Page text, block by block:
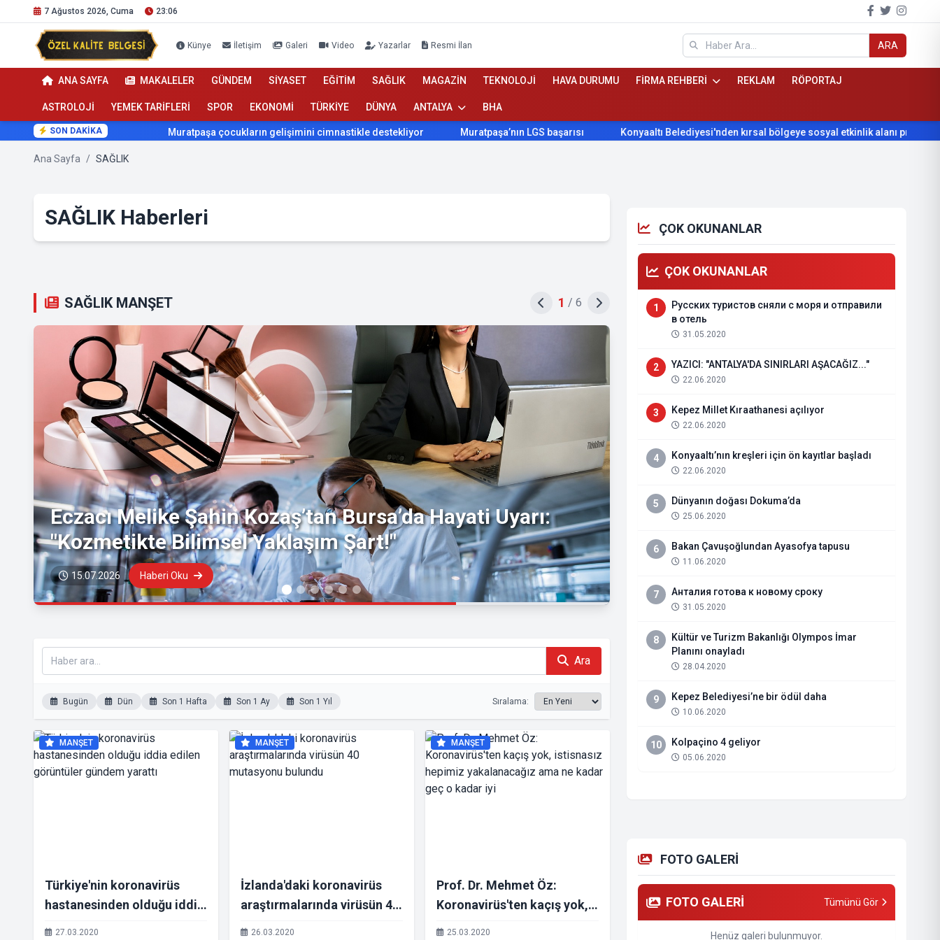
7 Ağustos 2026, Cuma 23:06
Künye İletişim Galeri Video Yazarlar Resmi İlan ARA
ANA SAYFA MAKALELER GÜNDEM SİYASET EĞİTİM SAĞLIK MAGAZİN TEKNOLOJİ HAVA DURUMU FİRMA REHBERİ REKLAM RÖPORTAJ
ASTROLOJİ YEMEK TARİFLERİ SPOR EKONOMİ TÜRKİYE DÜNYA ANTALYA BHA
SON DAKİKA Muratpaşa çocukların gelişimini cimnastikle destekliyor Muratpaşa’nın LGS başarısı Konyaaltı Belediyesi'nden kırsal bölgeye sosyal etkinlik alanı projesi
Ana Sayfa / SAĞLIK
SAĞLIK Haberleri
SAĞLIK MANŞET 1 / 6
Eczacı Melike Şahin Kozaş’tan Bursa’da Hayati Uyarı:
"Kozmetikte Bilimsel Yaklaşım Şart!"
15.07.2026 Haberi Oku
Sağlık Bakanlığı'ndan
açıklama
Ara
Bugün Dün Son 1 Hafta Son 1 Ay Son 1 Yıl Sıralama:
MANŞET
Türkiye'nin koronavirüs
hastanesinden olduğu iddia
edilen görüntüler gündem
27.03.2020
MANŞET
İzlanda'daki koronavirüs
araştırmalarında virüsün 40
mutasyonu bulundu
26.03.2020
MANŞET
Prof. Dr. Mehmet Öz:
Koronavirüs'ten kaçış yok,
istisnasız hepimiz
25.03.2020
ÇOK OKUNANLAR
ÇOK OKUNANLAR
1
Русских туристов сняли с моря и отправили
в отель
31.05.2020
2 YAZICI: "ANTALYA'DA SINIRLARI AŞACAĞIZ..."
22.06.2020
3 Kepez Millet Kıraathanesi açılıyor
22.06.2020
4 Konyaaltı’nın kreşleri için ön kayıtlar başladı
22.06.2020
5 Dünyanın doğası Dokuma’da
25.06.2020
6 Bakan Çavuşoğlundan Ayasofya tapusu
11.06.2020
7 Анталия готова к новому сроку
31.05.2020
8
Kültür ve Turizm Bakanlığı Olympos İmar
Planını onayladı
28.04.2020
9 Kepez Belediyesi’ne bir ödül daha
10.06.2020
10 Kolpaçino 4 geliyor
05.06.2020
FOTO GALERİ
FOTO GALERİ Tümünü Gör
Henüz galeri bulunmuyor.